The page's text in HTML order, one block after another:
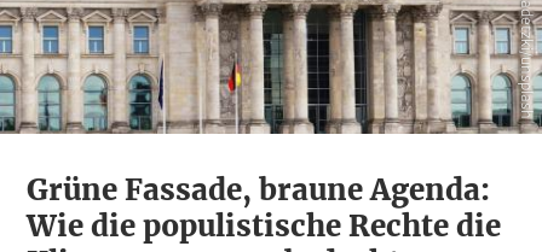
u
m
I
n
e
i
t
e
Grüne Fassade, braune Agenda:
Wie die populistische Rechte die